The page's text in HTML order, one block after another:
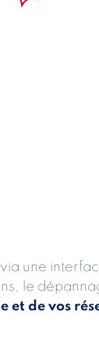
une
le
et de vos